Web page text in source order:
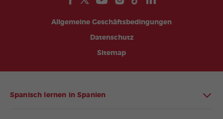
Allgemeine Geschäftsbedingungen
Datenschutz
Sitemap
Spanisch lernen in Spanien